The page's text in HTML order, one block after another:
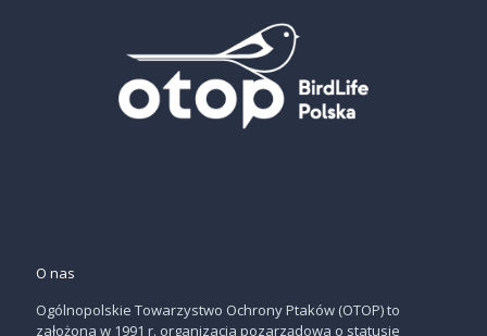
O nas
Ogólnopolskie Towarzystwo Ochrony Ptaków (OTOP) to
założona w 1991 r. organizacja pozarządowa o statusie